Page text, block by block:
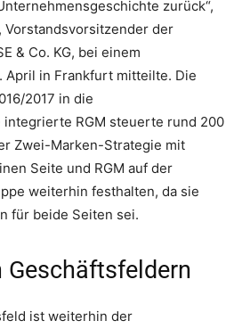
zurück“,
Vorstandsvorsitzender der
& Co. KG, bei einem
April in Frankfurt mitteilte. Die
2017 in die
RGM steuerte rund 200
Zwei-Marken-Strategie mit
Seite und RGM auf der
weiterhin festhalten, da sie
für beide Seiten sei.
Geschäftsfeldern
ist weiterhin der